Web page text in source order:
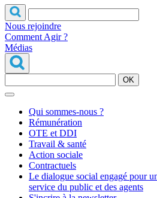
Nous rejoindre
Comment Agir ?
Médias
OK
Qui sommes-nous ?
Rémunération
OTE et DDI
Travail & santé
Action sociale
Contractuels
Le dialogue social engagé pour
service du public et des agents